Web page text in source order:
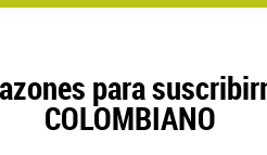
para
COLOMBIANO